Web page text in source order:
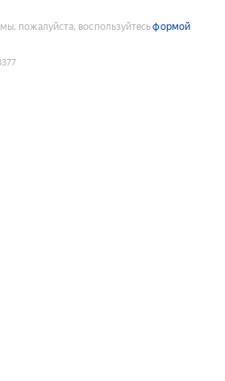
пожалуйста, воспользуйтесьформой